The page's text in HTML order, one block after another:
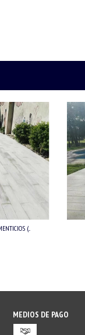
(...
MEDIOS DE PAGO